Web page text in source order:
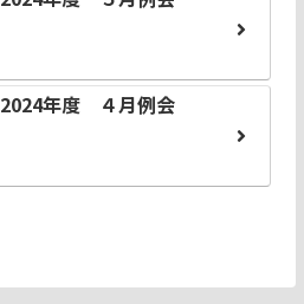
2024年度 ４月例会